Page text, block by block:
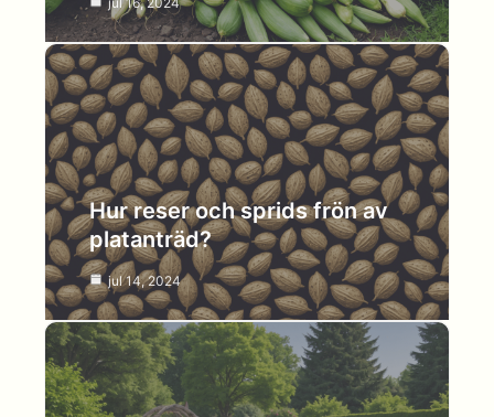
Hur reser och sprids frön av
platanträd?
jul 14, 2024